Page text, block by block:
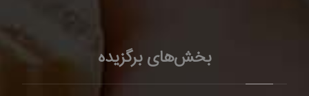
بخش‌های برگزیده